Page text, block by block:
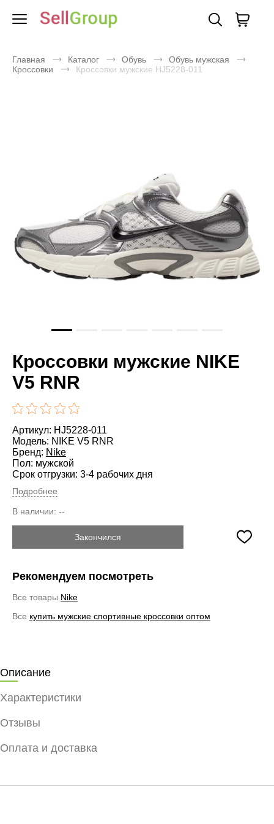
Главная Каталог Обувь
Обувь мужская
Кроссовки
Кроссовки мужские HJ5228-011
Кроссовки мужские NIKE
V5 RNR
Артикул: HJ5228-011
Модель: NIKE V5 RNR
Бренд: Nike
Пол: мужской
Срок отгрузки: 3-4 рабочих дня
Подробнее
В наличии: --
Закончился
Рекомендуем посмотреть
Все товары Nike
Все купить мужские спортивные кроссовки оптом
Описание
Характеристики
Отзывы
Оплата и доставка